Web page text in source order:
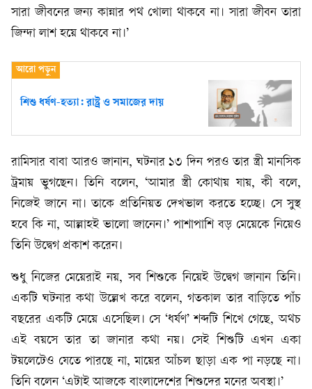
সারা জীবনের জন্য কান্নার পথ খোলা থাকবে না। সারা জীবন তারা
জিন্দা লাশ হয়ে থাকবে না।’
শিশু ধর্ষণ-হত্যা: রাষ্ট্র ও সমাজের দায়
রামিসার বাবা আরও জানান, ঘটনার ১৩ দিন পরও তার স্ত্রী মানসিক
ট্রমায় ভুগছেন। তিনি বলেন, ‘আমার স্ত্রী কোথায় যায়, কী বলে,
নিজেই জানে না। তাকে প্রতিনিয়ত দেখভাল করতে হচ্ছে। সে সুস্থ
হবে কি না, আল্লাহই ভালো জানেন।’ পাশাপাশি বড় মেয়েকে নিয়েও
তিনি উদ্বেগ প্রকাশ করেন।
শুধু নিজের মেয়েরাই নয়, সব শিশুকে নিয়েই উদ্বেগ জানান তিনি।
একটি ঘটনার কথা উল্লেখ করে বলেন, গতকাল তার বাড়িতে পাঁচ
বছরের একটি মেয়ে এসেছিল। সে ‘ধর্ষণ’ শব্দটি শিখে গেছে, অথচ
এই বয়সে তার তা জানার কথা নয়। সেই শিশুটি এখন একা
টয়লেটেও যেতে পারছে না, মায়ের আঁচল ছাড়া এক পা নড়ছে না।
তিনি বলেন ‘এটাই আজকে বাংলাদেশের শিশুদের মনের অবস্থা।’